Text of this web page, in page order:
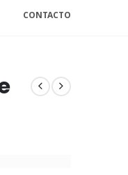
CONTACTO